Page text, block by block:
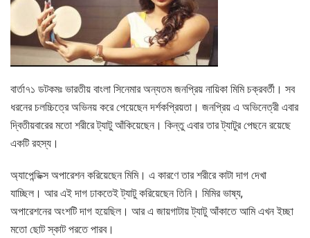
বার্তা৭১ ডটকমঃ ভারতীয় বাংলা সিনেমার অন্যতম জনপ্রিয় নায়িকা মিমি চক্রবর্তী। সব
ধরনের চলচ্চিত্রে অভিনয় করে পেয়েছেন দর্শকপ্রিয়তা। জনপ্রিয় এ অভিনেত্রী এবার
দ্বিতীয়বারের মতো শরীরে ট্যাটু আঁকিয়েছেন। কিন্তু এবার তার ট্যাটুর পেছনে রয়েছে
একটি রহস্য।
অ্যাপেন্ডিক্স অপারেশন করিয়েছেন মিমি। এ কারণে তার শরীরে কাটা দাগ দেখা
যাচ্ছিল। আর এই দাগ ঢাকতেই ট্যাটু করিয়েছেন তিনি। মিমির ভাষ্য,
অপারেশনের অংশটি দাগ হয়েছিল। আর এ জায়গাটায় ট্যাটু আঁকাতে আমি এখন ইচ্ছা
মতো ছোট স্কাট পরতে পারব।